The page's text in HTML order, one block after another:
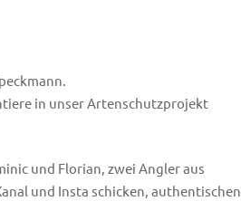
in unser Artenschutzprojekt
und Florian, zwei Angler aus
und Insta schicken, authentischen